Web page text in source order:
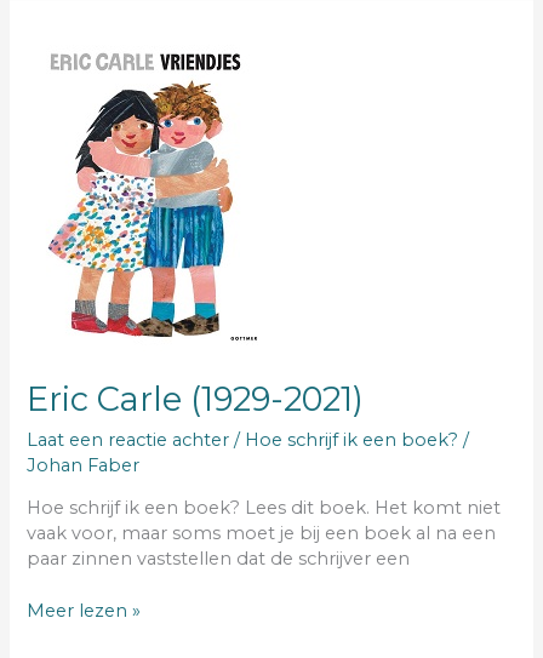
Eric Carle (1929-2021)
Laat een reactie achter / Hoe schrijf ik een boek? /
Johan Faber
Hoe schrijf ik een boek? Lees dit boek. Het komt niet
vaak voor, maar soms moet je bij een boek al na een
paar zinnen vaststellen dat de schrijver een
Carle
Meer lezen »